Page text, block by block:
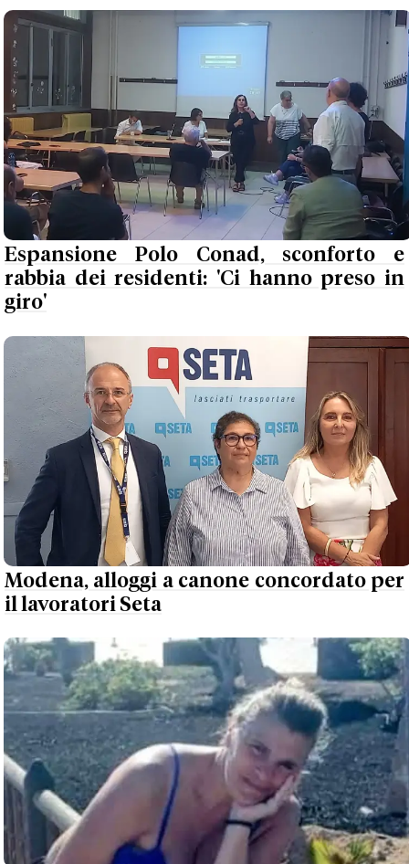
Espansione Polo Conad, sconforto e
rabbia dei residenti: 'Ci hanno preso in
giro'
Modena, alloggi a canone concordato per
il lavoratori Seta